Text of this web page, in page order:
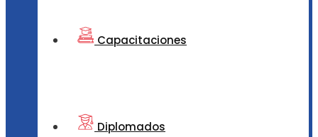
Capacitaciones
Diplomados